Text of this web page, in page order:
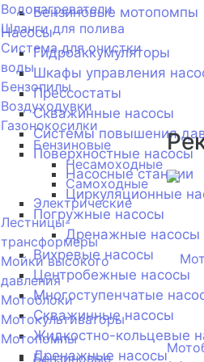
Бензиновые мотопомпы
Насосы
Гидроаккумуляторы
Шкафы управления
Прессостаты
Скважинные насосы
Системы повышения
Поверхностные насосы
Насосные станции
Циркуляционные
Погружные насосы
Дренажные насосы
Вихревые насосы
Центробежные насосы
Многоступенчатые
Скважинные насосы
Жидкостно-кольцевые
Дренажные насосы
Водонагреватели
Шланги для полива
Система для очистки
воды
Бензопилы
Воздуходувки
Газонокосилки
Бензиновые
Несамоходные
Самоходные
Электрические
Лестницы-
трансформеры
Мойки высокого
давления
Мотоблоки
Мотокультиваторы
Мотопомпы
Бензиновые